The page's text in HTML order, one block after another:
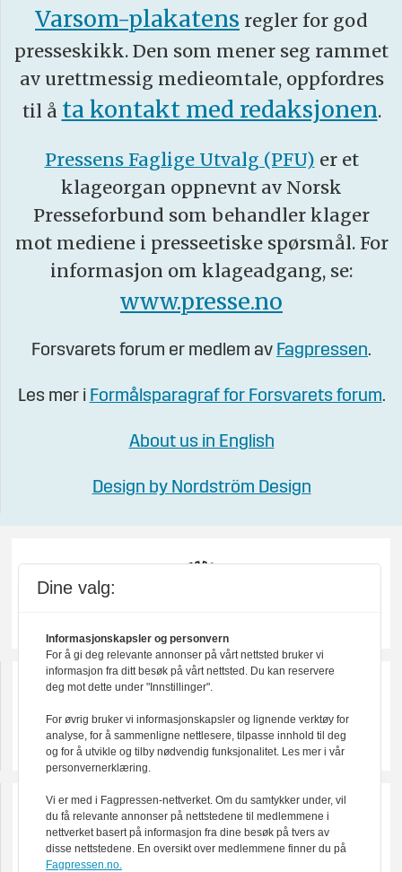
Varsom-plakatens regler for god
presseskikk. Den som mener seg rammet
av urettmessig medieomtale, oppfordres
til å ta kontakt med redaksjonen.
Pressens Faglige Utvalg (PFU) er et
klageorgan oppnevnt av Norsk
Presseforbund som behandler klager
mot mediene i presseetiske spørsmål. For
informasjon om klageadgang, se:
www.presse.no
Forsvarets forum er medlem av Fagpressen.
Les mer i Formålsparagraf for Forsvarets forum.
About us in English
Design by Nordström Design
Dine valg:
Informasjonskapsler og personvern
For å gi deg relevante annonser på vårt nettsted bruker vi
informasjon fra ditt besøk på vårt nettsted. Du kan reservere
deg mot dette under "Innstillinger".
For øvrig bruker vi informasjonskapsler og lignende verktøy for
analyse, for å sammenligne nettlesere, tilpasse innhold til deg
og for å utvikle og tilby nødvendig funksjonalitet. Les mer i vår
personvernerklæring.
Vi er med i Fagpressen-nettverket. Om du samtykker under, vil
du få relevante annonser på nettstedene til medlemmene i
nettverket basert på informasjon fra dine besøk på tvers av
disse nettstedene. En oversikt over medlemmene finner du på
Fagpressen.no.